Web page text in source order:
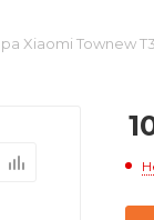
Xiaomi Townew